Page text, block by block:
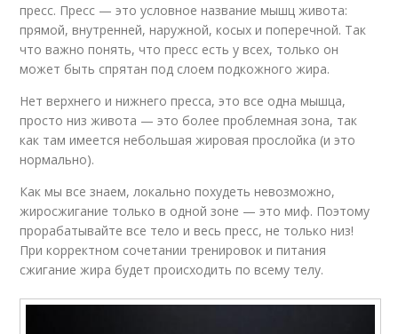
пресс. Пресс — это условное название мышц живота:
прямой, внутренней, наружной, косых и поперечной. Так
что важно понять, что пресс есть у всех, только он
может быть спрятан под слоем подкожного жира.
Нет верхнего и нижнего пресса, это все одна мышца,
просто низ живота — это более проблемная зона, так
как там имеется небольшая жировая прослойка (и это
нормально).
Как мы все знаем, локально похудеть невозможно,
жиросжигание только в одной зоне — это миф. Поэтому
прорабатывайте все тело и весь пресс, не только низ!
При корректном сочетании тренировок и питания
сжигание жира будет происходить по всему телу.